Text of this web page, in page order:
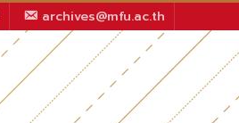
archives@mfu.ac.th